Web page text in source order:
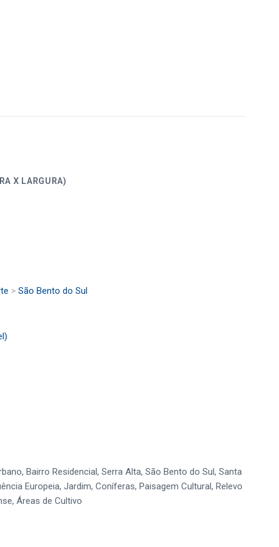
X LARGURA)
> São Bento do Sul
Bairro Residencial, Serra Alta, São Bento do Sul, Santa
Europeia, Jardim, Coníferas, Paisagem Cultural, Relevo
Áreas de Cultivo